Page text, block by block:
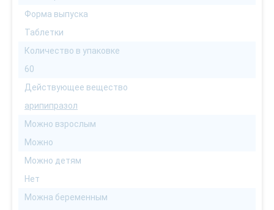
Форма выпуска
Таблетки
Количество в упаковке
60
Действующее вещество
арипипразол
Можно взрослым
Можно
Можно детям
Нет
Можна беременным